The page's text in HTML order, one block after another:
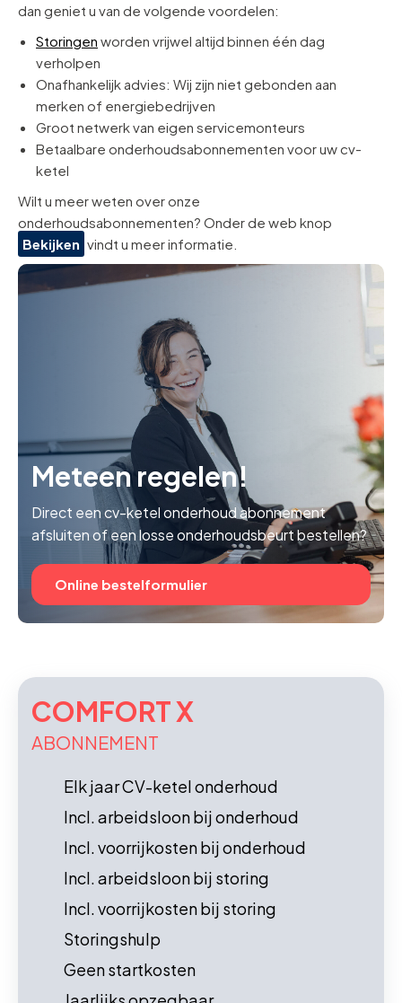
dan geniet u van de volgende voordelen:
Storingen worden vrijwel altijd binnen één dag
verholpen
Onafhankelijk advies: Wij zijn niet gebonden aan
merken of energiebedrijven
Groot netwerk van eigen servicemonteurs
Betaalbare onderhoudsabonnementen voor uw cv-
ketel
Wilt u meer weten over onze
onderhoudsabonnementen? Onder de web knop
Bekijken vindt u meer informatie.
Meteen regelen!
Direct een cv-ketel onderhoud abonnement
afsluiten of een losse onderhoudsbeurt bestellen?
Online bestelformulier
COMFORT X
ABONNEMENT
Elk jaar CV-ketel onderhoud
Incl. arbeidsloon bij onderhoud
Incl. voorrijkosten bij onderhoud
Incl. arbeidsloon bij storing
Incl. voorrijkosten bij storing
Storingshulp
Geen startkosten